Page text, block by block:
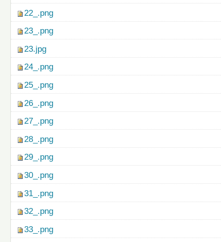
22_.png
23_.png
23.jpg
24_.png
25_.png
26_.png
27_.png
28_.png
29_.png
30_.png
31_.png
32_.png
33_.png